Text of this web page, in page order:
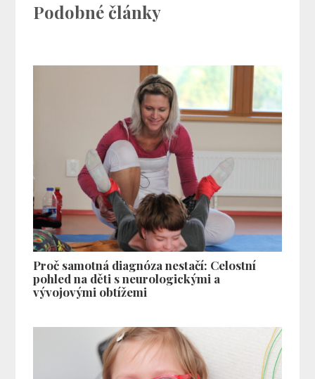
Podobné články
Proč samotná diagnóza nestačí: Celostní
pohled na děti s neurologickými a
vývojovými obtížemi